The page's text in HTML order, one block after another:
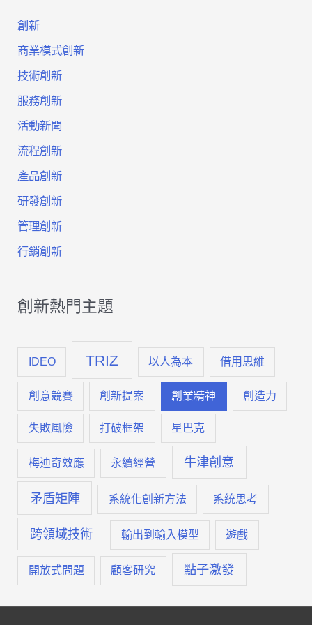
意
創
業
課
學
種
發
造
力
創新
商業模式創新
技術創新
服務創新
活動新聞
流程創新
產品創新
研發創新
管理創新
行銷創新
創新熱門主題
IDEO TRIZ 以人為本 借用思維
創意競賽 創新提案 創業精神 創造力
失敗風險 打破框架 星巴克
梅迪奇效應 永續經營 牛津創意
矛盾矩陣 系統化創新方法 系統思考
跨領域技術 輸出到輸入模型 遊戲
開放式問題 顧客研究 點子激發